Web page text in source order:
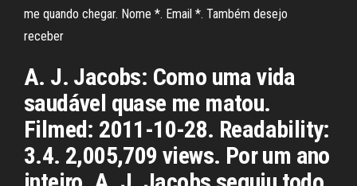
me quando chegar. Nome *. Email *. Também desejo
receber
A. J. Jacobs: Como uma vida
saudável quase me matou.
Filmed: 2011-10-28. Readability:
3.4. 2,005,709 views. Por um ano